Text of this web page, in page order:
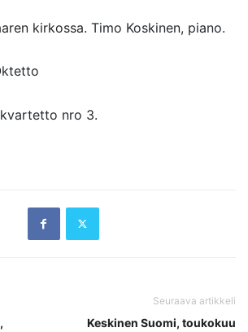
kirkossa. Timo Koskinen, piano.
nro 3.
Seuraava artikkeli
Keskinen Suomi, toukokuu